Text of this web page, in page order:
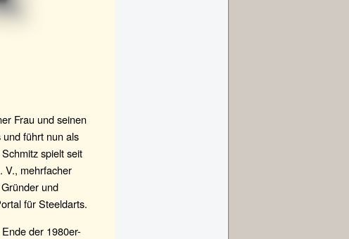
Frau und seinen
führt nun als
spielt seit
V., mehrfacher
und
für Steeldarts.
der 1980er-